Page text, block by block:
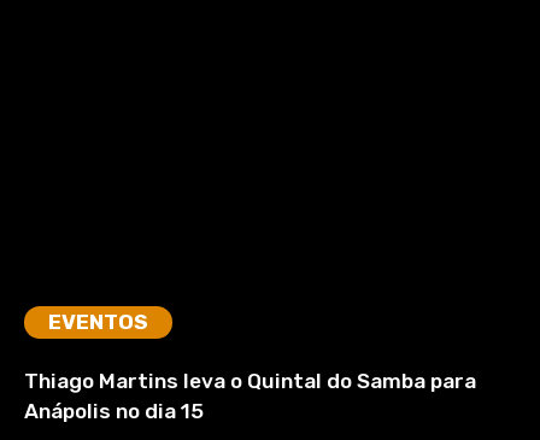
EVENTOS
Thiago Martins leva o Quintal do Samba para
Anápolis no dia 15